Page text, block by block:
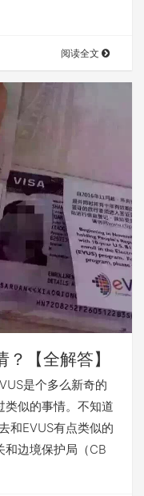
阅读全文
【全解答】
是个多么新奇的
类似的事情。不知道
和EVUS有点类似的
和边境保护局（CB